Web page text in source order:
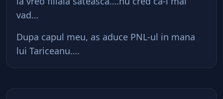
vad…
Dupa capul meu, as aduce PNL-ul in mana
lui Tariceanu….